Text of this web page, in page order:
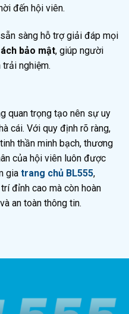
đến hội viên.
sàng hỗ trợ giải đáp mọi
bảo mật, giúp người
nghiệm.
quan trọng tạo nên sự uy
cái. Với quy định rõ ràng,
thần minh bạch, thương
của hội viên luôn được
gia trang chủ BL555,
đỉnh cao mà còn hoàn
an toàn thông tin.